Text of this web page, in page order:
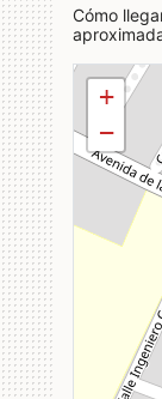
Cómo
+
−